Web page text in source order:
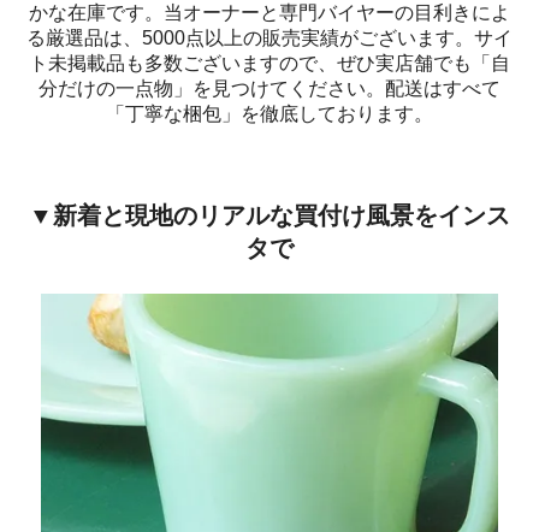
かな在庫です。当オーナーと専門バイヤーの目利きによ
る厳選品は、5000点以上の販売実績がございます。サイ
ト未掲載品も多数ございますので、ぜひ実店舗でも「自
分だけの一点物」を見つけてください。配送はすべて
「丁寧な梱包」を徹底しております。
▼新着と現地のリアルな買付け風景をインス
タで